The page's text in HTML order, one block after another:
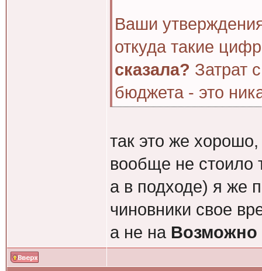
Ваши
откуда такие
сказала? Затрат
бюджета - это
так это же
вообще не стоило
а в подходе) я же
чиновники свое
а не на Возможно